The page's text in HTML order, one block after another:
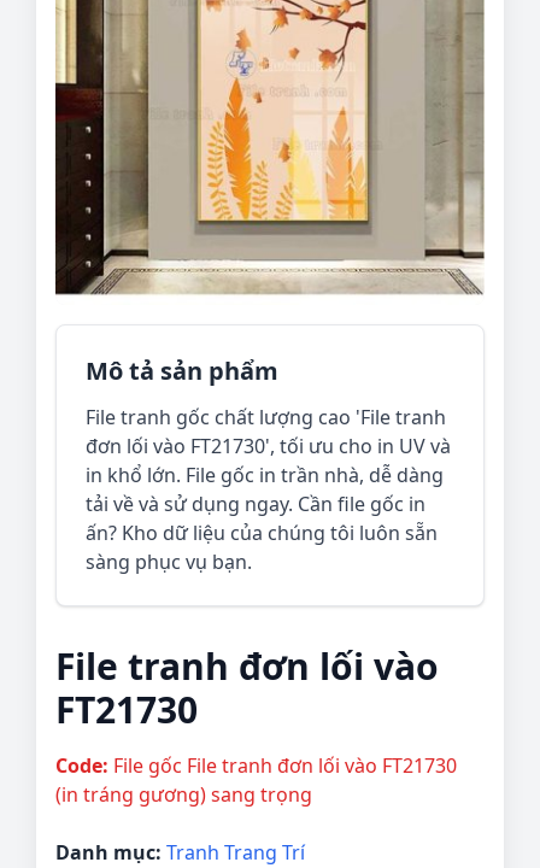
Mô tả sản phẩm
File tranh gốc chất lượng cao 'File tranh
đơn lối vào FT21730', tối ưu cho in UV và
in khổ lớn. File gốc in trần nhà, dễ dàng
tải về và sử dụng ngay. Cần file gốc in
ấn? Kho dữ liệu của chúng tôi luôn sẵn
sàng phục vụ bạn.
File tranh đơn lối vào
FT21730
Code: File gốc File tranh đơn lối vào FT21730
(in tráng gương) sang trọng
Danh mục: Tranh Trang Trí